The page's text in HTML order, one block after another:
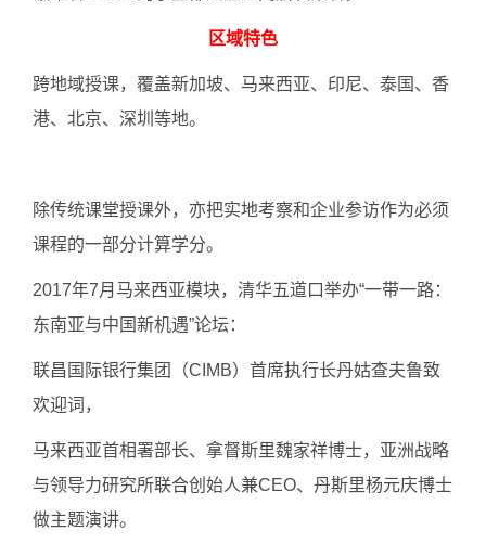
区域特色
跨地域授课，覆盖新加坡、马来西亚、印尼、泰国、香
港、北京、深圳等地。
除传统课堂授课外，亦把实地考察和企业参访作为必须
课程的一部分计算学分。
2017年7月马来西亚模块，清华五道口举办“一带一路：
东南亚与中国新机遇”论坛：
联昌国际银行集团（CIMB）首席执行长丹姑查夫鲁致
欢迎词，
马来西亚首相署部长、拿督斯里魏家祥博士，亚洲战略
与领导力研究所联合创始人兼CEO、丹斯里杨元庆博士
做主题演讲。